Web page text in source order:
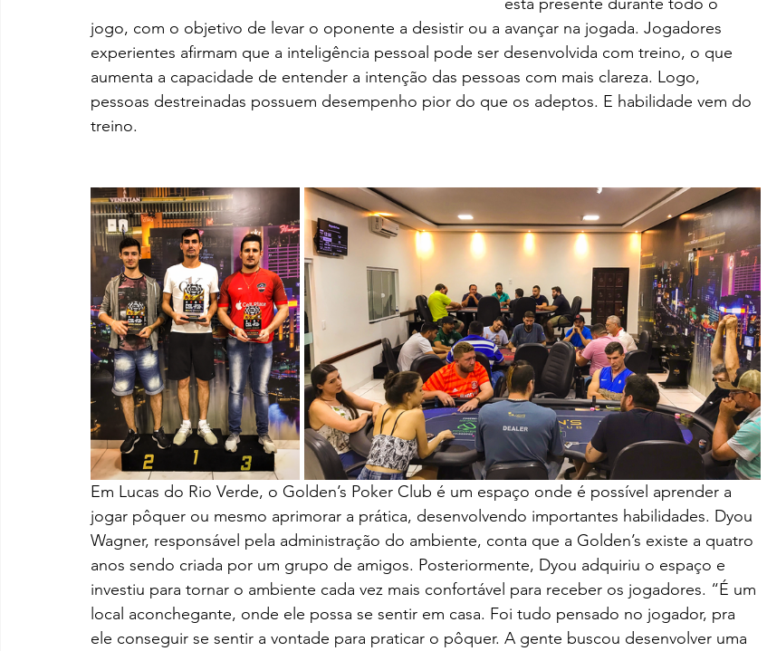
jogo, com o objetivo de levar o oponente a desistir ou a avançar na jogada. Jogadores
experientes afirmam que a inteligência pessoal pode ser desenvolvida com treino, o que
aumenta a capacidade de entender a intenção das pessoas com mais clareza. Logo,
pessoas destreinadas possuem desempenho pior do que os adeptos. E habilidade vem do
treino.
Em Lucas do Rio Verde, o Golden’s Poker Club é um espaço onde é possível aprender a
jogar pôquer ou mesmo aprimorar a prática, desenvolvendo importantes habilidades. Dyou
Wagner, responsável pela administração do ambiente, conta que a Golden’s existe a quatro
anos sendo criada por um grupo de amigos. Posteriormente, Dyou adquiriu o espaço e
investiu para tornar o ambiente cada vez mais confortável para receber os jogadores. “É um
local aconchegante, onde ele possa se sentir em casa. Foi tudo pensado no jogador, pra
ele conseguir se sentir a vontade para praticar o pôquer. A gente buscou desenvolver uma